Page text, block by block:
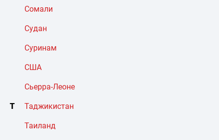
Сомали
Судан
Суринам
США
Сьерра-Леоне
Т Таджикистан
Таиланд